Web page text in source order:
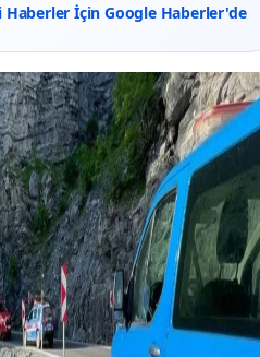
Haberler İçin Google Haberler'de